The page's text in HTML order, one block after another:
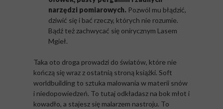
narzędzi pomiarowych. Pozwól mu błądzić,
dziwić się i bać rzeczy, których nie rozumie.
Bądź też zachwycać się onirycznym Lasem
Mgieł.
Taka oto droga prowadzi do światów, które nie
kończą się wraz z ostatnią stroną książki. Soft
worldbuilding to sztuka malowania w materii snów
i niedopowiedzeń. To tutaj odkładasz na bok młot i
kowadło, a stajesz się malarzem nastroju. To